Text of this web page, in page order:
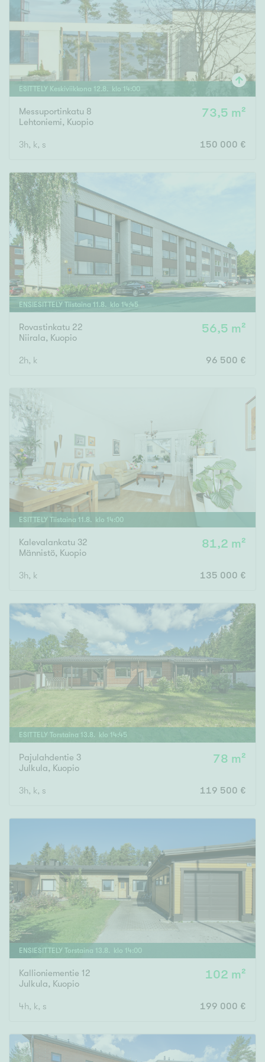
Tyydyttävä
Välttävä
Ominaisuudet
Hissi
Järvi- tai merinäköala
Maalämpö
Parveke
Senioriasunto
ESITTELY Keskiviikkona 12.8 . klo 14:00
Messuportinkatu 8
Lehtoniemi, Kuopio
73,5 m²
3h, k, s 150 000 €
ENSIESITTELY Tiistaina 11 .8. klo 14:45
Rovastinkatu 22
Niirala, Kuopio
56,5 m²
2h, k 96 500 €
ESITTELY Tiistaina 11 .8. klo 14:00
Kalevalankatu 32
Männistö, Kuopio
81,2 m²
3h, k 135 000 €
ESITTELY Torstaina 13.8. klo 14:45
Pajulahdentie 3
Julkula, Kuopio
78 m²
3h, k, s 119 500 €
ENSIESITTELY Torstaina 13.8. klo 14:00
Kallioniementie 12
Julkula, Kuopio
102 m²
4h, k, s 199 000 €